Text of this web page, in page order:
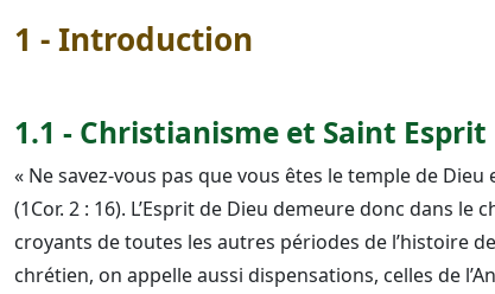
1 - Introduction
1.1 - Christianisme et Saint Esprit
« Ne savez-vous pas que vous êtes le temple de Dieu
(1Cor. 2 : 16). L’Esprit de Dieu demeure donc dans
croyants de toutes les autres périodes de l’histoire
chrétien, on appelle aussi dispensations, celles de